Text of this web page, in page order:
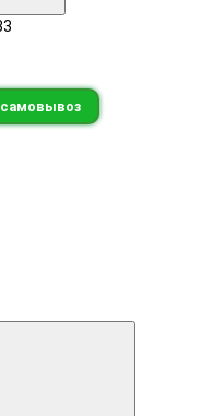
самовывоз